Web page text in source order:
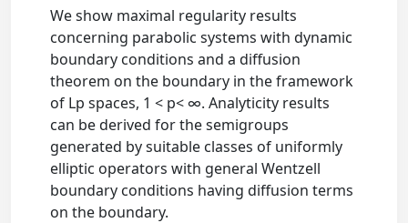
We show maximal regularity results
concerning parabolic systems with dynamic
boundary conditions and a diffusion
theorem on the boundary in the framework
of Lp spaces, 1 < p< ∞. Analyticity results
can be derived for the semigroups
generated by suitable classes of uniformly
elliptic operators with general Wentzell
boundary conditions having diffusion terms
on the boundary.